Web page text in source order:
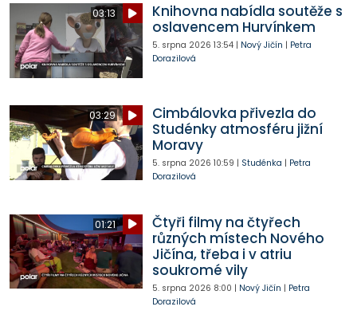
03:13
Knihovna nabídla soutěže s
oslavencem Hurvínkem
5. srpna 2026 13:54| Nový Jičín | Petra
Dorazilová
03:29
Cimbálovka přivezla do
Studénky atmosféru jižní
Moravy
5. srpna 2026 10:59 | Studénka | Petra
Dorazilová
01:21
Čtyři filmy na čtyřech
různých místech Nového
Jičína, třeba i v atriu
soukromé vily
5. srpna 2026 8:00 | Nový Jičín | Petra
Dorazilová